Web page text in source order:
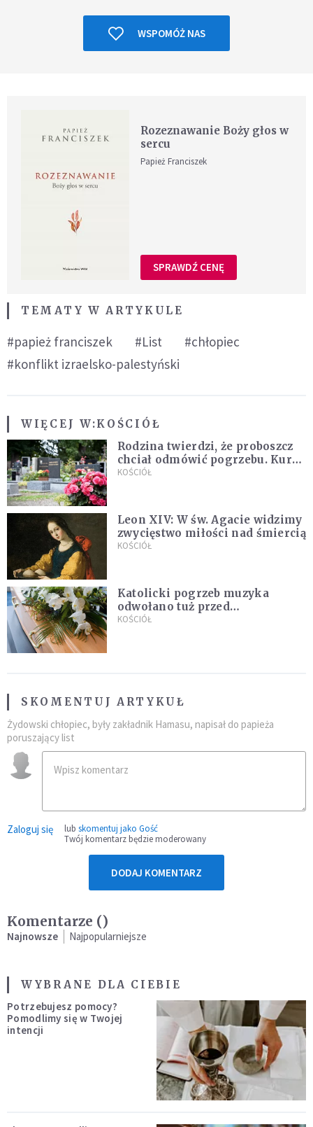
WSPOMÓŻ NAS
Rozeznawanie Boży głos w
sercu
Papież Franciszek
SPRAWDŹ CENĘ
TEMATY W ARTYKULE
#papież franciszek #List
#chłopiec
#konflikt izraelsko-palestyński
WIĘCEJ W:KOŚCIÓŁ
Rodzina twierdzi, że proboszcz
chciał odmówić pogrzebu. Kuria
zapowiada wyjaśnienia
KOŚCIÓŁ
Leon XIV: W św. Agacie widzimy
zwycięstwo miłości nad śmiercią
KOŚCIÓŁ
Katolicki pogrzeb muzyka
odwołano tuż przed
uroczystością. Powodem była
KOŚCIÓŁ
SKOMENTUJ ARTYKUŁ
Żydowski chłopiec, były zakładnik Hamasu, napisał do papieża
poruszający list
Zaloguj się lub skomentuj jako Gość
Twój komentarz będzie moderowany
DODAJ KOMENTARZ
Komentarze ()
Najnowsze Najpopularniejsze
WYBRANE DLA CIEBIE
Potrzebujesz pomocy?
Pomodlimy się w Twojej
intencji